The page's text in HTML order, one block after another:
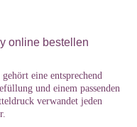
online bestellen
eine entsprechend
und einem passenden
verwandet jeden